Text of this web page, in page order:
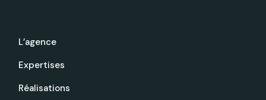
L’agence
Expertises
Réalisations